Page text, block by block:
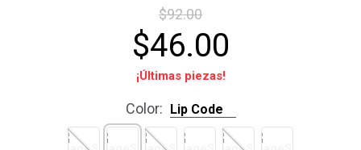
$92.00
$46.00
¡Últimas piezas!
Color: Lip Code